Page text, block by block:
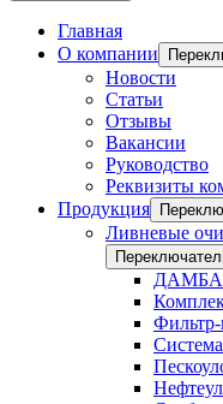
Главная
О компании
Новости
Статьи
Отзывы
Вакансии
Руководство
Реквизиты
Продукция
Ливневые
ДАМБА